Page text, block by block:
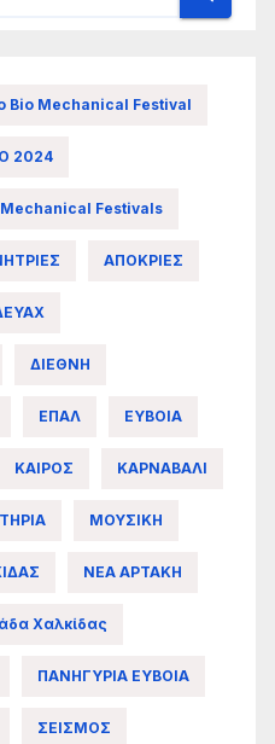
Bio Mechanical Festival
2024
Festivals
ΑΠΟΚΡΙΕΣ
ΔΙΕΘΝΗ
ΕΠΑΛ ΕΥΒΟΙΑ
ΚΑΙΡΟΣ ΚΑΡΝΑΒΑΛΙ
ΜΟΥΣΙΚΗ
ΝΕΑ ΑΡΤΑΚΗ
Χαλκίδας
ΠΑΝΗΓΥΡΙΑ ΕΥΒΟΙΑ
ΣΕΙΣΜΟΣ